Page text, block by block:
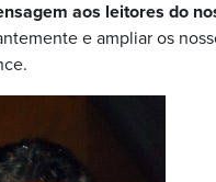
aos leitores do
e ampliar os